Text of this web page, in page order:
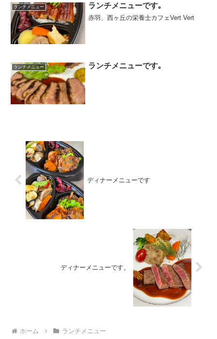
ランチメニュー ランチメニューです｡
赤羽、西ヶ丘の栄養士カフェVert Vert
ランチメニュー ランチメニューです｡
ディナーメニューです
ディナーメニューです。
ホーム ランチメニュー